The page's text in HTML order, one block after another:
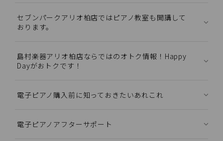
セブンパークアリオ柏店ではピアノ教室も開講して
おります。
島村楽器アリオ柏店ならではのオトク情報！Happy
Dayがおトクです！
電子ピアノ購入前に知っておきたいあれこれ
電子ピアノアフターサポート